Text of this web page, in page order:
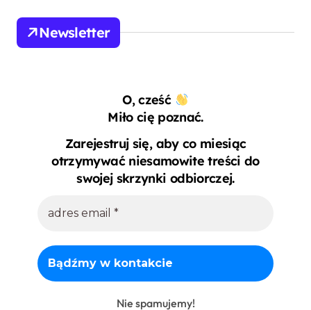
Newsletter
O, cześć
Miło cię poznać.
Zarejestruj się, aby co miesiąc
otrzymywać niesamowite treści do
swojej skrzynki odbiorczej.
Nie spamujemy!